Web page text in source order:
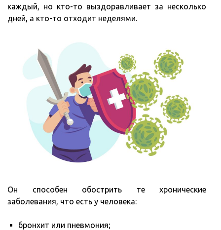
каждый, но кто-то выздоравливает за несколько
дней, а кто-то отходит неделями.
Он способен обострить те хронические
заболевания, что есть у человека:
бронхит или пневмония;